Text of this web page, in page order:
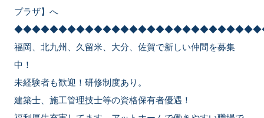
プラザ】へ
福岡、北九州、久留米、大分、佐賀で新しい仲間を募集
中！
未経験者も歓迎！研修制度あり。
建築士、施工管理技士等の資格保有者優遇！